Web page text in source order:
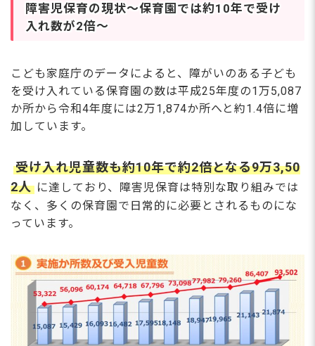
障害児保育の現状～保育園では約10年で受け
入れ数が2倍～
こども家庭庁のデータによると、障がいのある子ども
を受け入れている保育園の数は平成25年度の1万5,087
か所から令和4年度には2万1,874か所へと約1.4倍に増
加しています。
受け入れ児童数も約10年で約2倍となる9万3,50
2人 に達しており、障害児保育は特別な取り組みでは
なく、多くの保育園で日常的に必要とされるものにな
っています。